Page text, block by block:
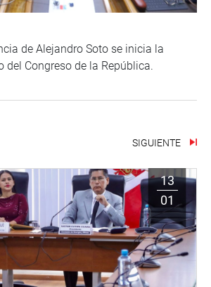
de Alejandro Soto se inicia la
del Congreso de la República.
SIGUIENTE
13
01